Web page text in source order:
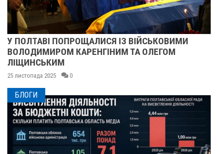
У ПОЛТАВІ ПОПРОЩАЛИСЯ ІЗ ВІЙСЬКОВИМИ
ВОЛОДИМИРОМ КАРЕНГІНИМ ТА ОЛЕГОМ
ЛІЩИНСЬКИМ
25 листопада 2025 0
БЛОГИ